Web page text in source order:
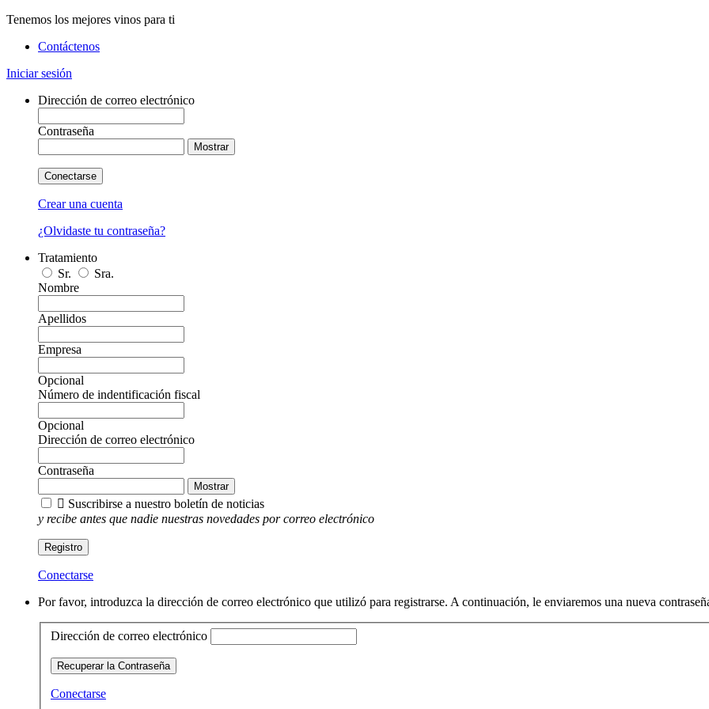
Tenemos los mejores vinos para ti
Contáctenos
Iniciar sesión
Dirección de correo electrónico
Contraseña
Mostrar
Conectarse
Crear una cuenta
¿Olvidaste tu contraseña?
Tratamiento
Sr.
Sra.
Nombre
Apellidos
Empresa
Opcional
Número de indentificación fiscal
Opcional
Dirección de correo electrónico
Contraseña
Mostrar
 Suscribirse a nuestro boletín de noticias
y recibe antes que nadie nuestras novedades por correo electrónico
Registro
Conectarse
Por favor, introduzca la dirección de correo electrónico que utilizó para registrarse. A continuación, le enviaremos una nueva
Dirección de correo electrónico
Recuperar la Contraseña
Conectarse